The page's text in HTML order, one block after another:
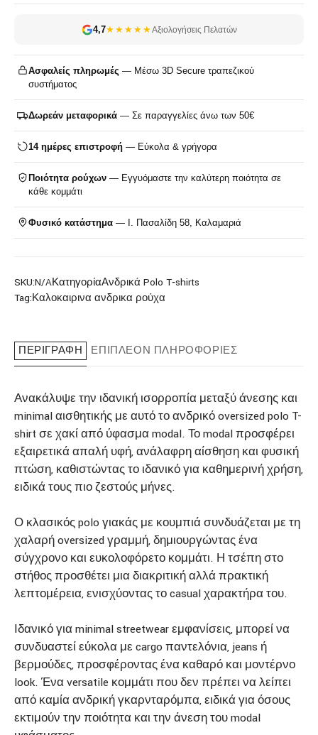
4,7★★★★★Αξιολογήσεις Πελατών
Ασφαλείς πληρωμές — Μέσω 3D Secure τραπεζικού
συστήματος
Δωρεάν μεταφορικά — Σε παραγγελίες άνω των 50€
14 ημέρες επιστροφή — Εύκολα & γρήγορα
Ποιότητα ρούχων — Εγγυόμαστε την καλύτερη ποιότητα σε
κάθε κομμάτι
Φυσικό κατάστημα — Ι. Πασαλίδη 58, Καλαμαριά
SKU:N/AΚατηγορίαΑνδρικά Polo T‑shirts
Tag:Καλοκαιρινα ανδρικα ρούχα
ΠΕΡΙΓΡΑΦΉ ΕΠΙΠΛΈΟΝ ΠΛΗΡΟΦΟΡΊΕΣ
Ανακάλυψε την ιδανική ισορροπία μεταξύ άνεσης και
minimal αισθητικής με αυτό το ανδρικό oversized polo T-
shirt σε χακί από ύφασμα modal. Το modal προσφέρει
εξαιρετικά απαλή υφή, ανάλαφρη αίσθηση και φυσική
πτώση, καθιστώντας το ιδανικό για καθημερινή χρήση,
ειδικά τους πιο ζεστούς μήνες.
Ο κλασικός polo γιακάς με κουμπιά συνδυάζεται με τη
χαλαρή oversized γραμμή, δημιουργώντας ένα
σύγχρονο και ευκολοφόρετο κομμάτι. Η τσέπη στο
στήθος προσθέτει μια διακριτική αλλά πρακτική
λεπτομέρεια, ενισχύοντας το casual χαρακτήρα του.
Ιδανικό για minimal streetwear εμφανίσεις, μπορεί να
συνδυαστεί εύκολα με cargo παντελόνια, jeans ή
βερμούδες, προσφέροντας ένα καθαρό και μοντέρνο
look. Ένα versatile κομμάτι που δεν πρέπει να λείπει
από καμία ανδρική γκαρνταρόμπα, ειδικά για όσους
εκτιμούν την ποιότητα και την άνεση του modal